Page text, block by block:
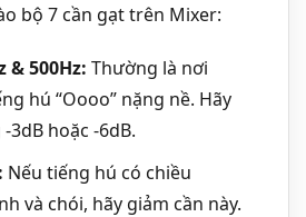
bộ 7 cần gạt trên Mixer:
& 500Hz: Thường là nơi
hú “Oooo” nặng nề. Hãy
3dB hoặc -6dB.
Nếu tiếng hú có chiều
và chói, hãy giảm cần này.